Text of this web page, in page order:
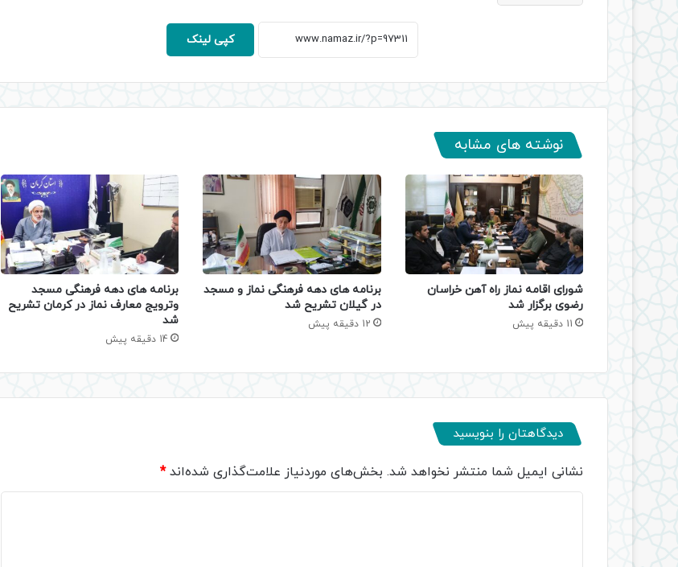
کپی لینک
نوشته های مشابه
شورای اقامه نماز راه آهن خراسان
رضوی برگزار شد
11 دقیقه پیش
برنامه های دهه فرهنگی نماز و مسجد
در گیلان تشریح شد
12 دقیقه پیش
برنامه های دهه فرهنگی مسجد
وترویج معارف نماز در کرمان تشریح
شد
14 دقیقه پیش
دیدگاهتان را بنویسید
نشانی ایمیل شما منتشر نخواهد شد. بخش‌های موردنیاز علامت‌گذاری شده‌اند*